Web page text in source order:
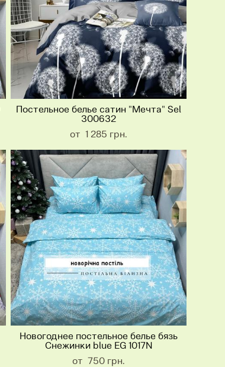
Постельное белье сатин "Мечта" Sel
300632
от 1 285 грн.
Новогоднее постельное белье бязь
Снежинки blue EG 1017N
от 750 грн.